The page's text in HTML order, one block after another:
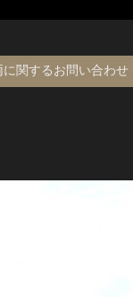
に関するお問い合わせ